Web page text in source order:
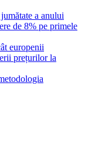
a anului
de 8% pe primele
europenii
prețurilor la